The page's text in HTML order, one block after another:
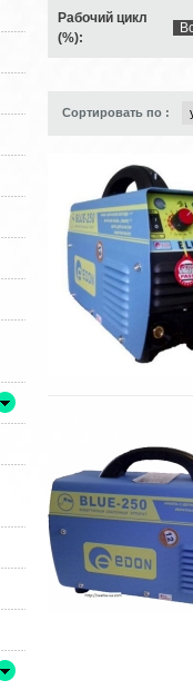
Рабочий цикл
(%):
Сортировать по :